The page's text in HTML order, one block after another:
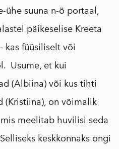
ühe suuna n-ö portaal,
päikeselise Kreeta
kas füüsiliselt või
Usume, et kui
(Albiina) või kus tihti
(Kristiina), on võimalik
meelitab huvilisi seda
keskkonnaks ongi